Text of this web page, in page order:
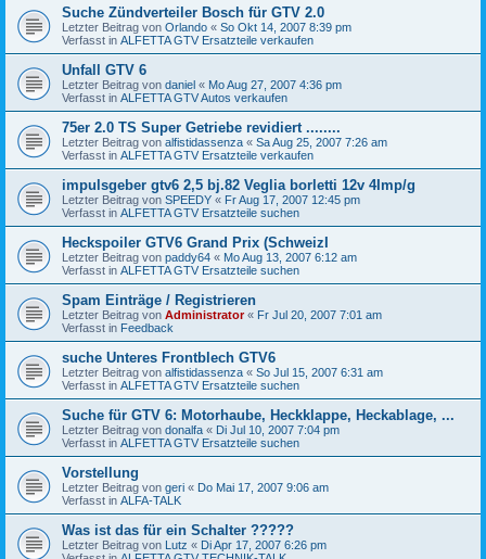
Suche Zündverteiler Bosch für GTV 2.0
Letzter Beitrag von Orlando « So Okt 14, 2007 8:39 pm
Verfasst in ALFETTA GTV Ersatzteile verkaufen
Unfall GTV 6
Letzter Beitrag von daniel « Mo Aug 27, 2007 4:36 pm
Verfasst in ALFETTA GTV Autos verkaufen
75er 2.0 TS Super Getriebe revidiert ........
Letzter Beitrag von alfistidassenza « Sa Aug 25, 2007 7:26 am
Verfasst in ALFETTA GTV Ersatzteile verkaufen
impulsgeber gtv6 2,5 bj.82 Veglia borletti 12v 4Imp/g
Letzter Beitrag von SPEEDY « Fr Aug 17, 2007 12:45 pm
Verfasst in ALFETTA GTV Ersatzteile suchen
Heckspoiler GTV6 Grand Prix (SchweizI
Letzter Beitrag von paddy64 « Mo Aug 13, 2007 6:12 am
Verfasst in ALFETTA GTV Ersatzteile suchen
Spam Einträge / Registrieren
Letzter Beitrag von Administrator« Fr Jul 20, 2007 7:01 am
Verfasst in Feedback
suche Unteres Frontblech GTV6
Letzter Beitrag von alfistidassenza « So Jul 15, 2007 6:31 am
Verfasst in ALFETTA GTV Ersatzteile suchen
Suche für GTV 6: Motorhaube, Heckklappe, Heckablage, ...
Letzter Beitrag von donalfa « Di Jul 10, 2007 7:04 pm
Verfasst in ALFETTA GTV Ersatzteile suchen
Vorstellung
Letzter Beitrag von geri « Do Mai 17, 2007 9:06 am
Verfasst in ALFA-TALK
Was ist das für ein Schalter ?????
Letzter Beitrag von Lutz « Di Apr 17, 2007 6:26 pm